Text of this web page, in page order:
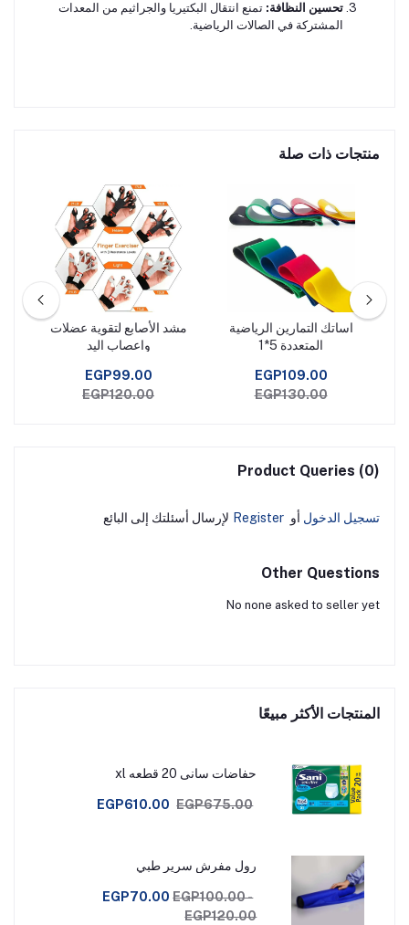
تحسين النظافة: تمنع انتقال البكتيريا والجراثيم من المعدات
المشتركة في الصالات الرياضية.
منتجات ذات صلة
اساتك التمارين الرياضية
المتعددة 5*1
EGP109.00
EGP130.00
مشد الأصابع لتقوية عضلات
واعصاب اليد
EGP99.00
EGP120.00
Product Queries (0)
تسجيل الدخول أو Register لإرسال أسئلتك إلى البائع
Other Questions
No none asked to seller yet
المنتجات الأكثر مبيعًا
حفاضات سانى 20 قطعه xl
EGP610.00 EGP675.00
رول مفرش سرير طبي
EGP70.00 EGP100.00 -
EGP120.00